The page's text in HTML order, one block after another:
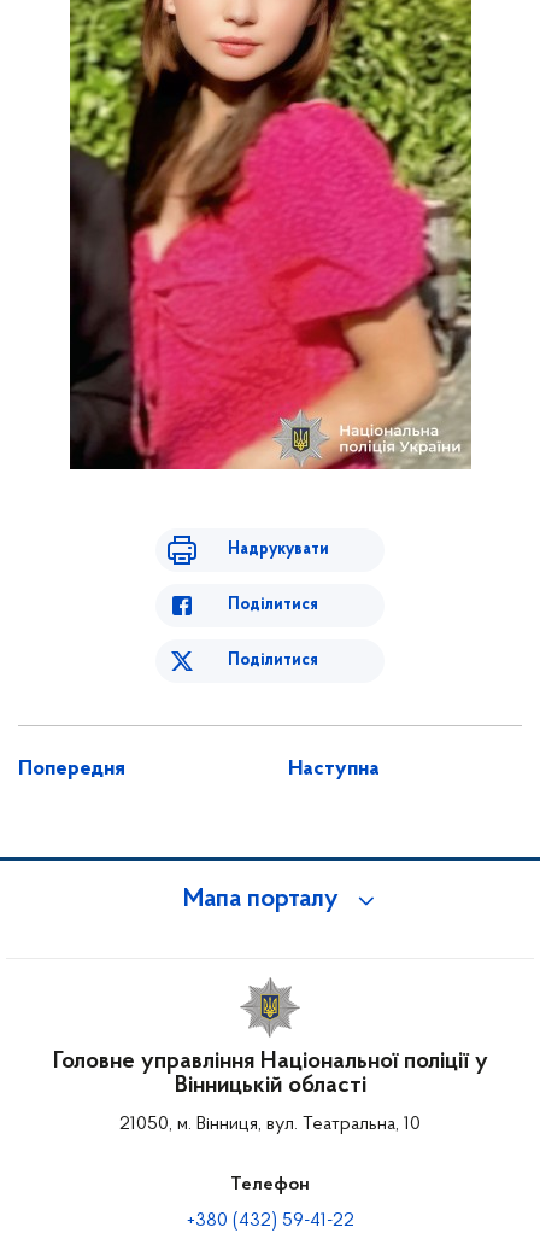
Надрукувати
Поділитися
Поділитися
Попередня Наступна
Мапа порталу
Головне управління Національної поліції у
Вінницькій області
21050, м. Вінниця, вул. Театральна, 10
Телефон
+380 (432) 59-41-22